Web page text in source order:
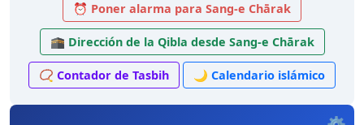
⏰ Poner alarma para Sang-e Chārak
🕋 Dirección de la Qibla desde Sang-e Chārak
📿 Contador de Tasbih 🌙 Calendario islámico